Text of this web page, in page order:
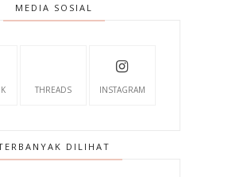
MEDIA SOSIAL
THREADS INSTAGRAM
DILIHAT